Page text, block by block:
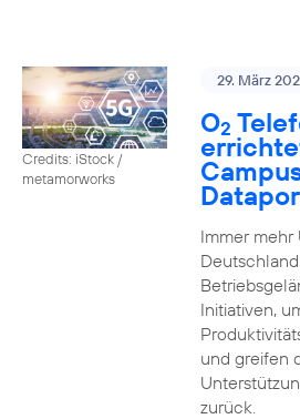
Credits: iStock /
metamorworks
29. März
O2
Immer
Initiativen,
und greifen
zurück.